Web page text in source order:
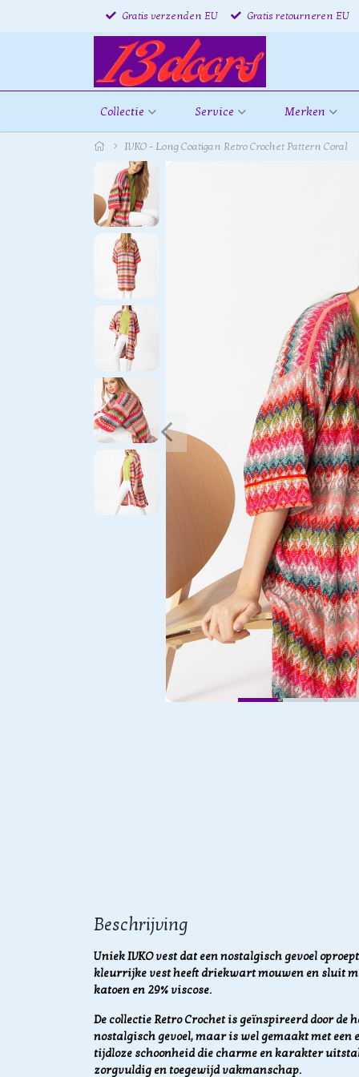
Gratis verzenden EU Gratis retourneren EU
Collectie Service Merken
IVKO - Long Coatigan Retro Crochet Pattern Coral
Beschrijving
Uniek IVKO vest dat een nostalgisch gevoel
kleurrijke vest heeft driekwart mouwen en sluit
katoen en 29% viscose.
De collectie Retro Crochet is geïnspireerd door de
nostalgisch gevoel, maar is wel gemaakt met
tijdloze schoonheid die charme en karakter
zorgvuldig en toegewijd vakmanschap.